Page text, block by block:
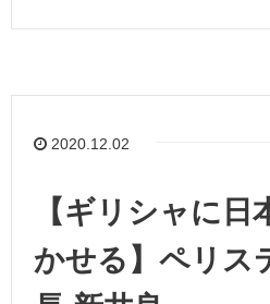
2020.12.02
【ギリシャに日
かせる】ペリス